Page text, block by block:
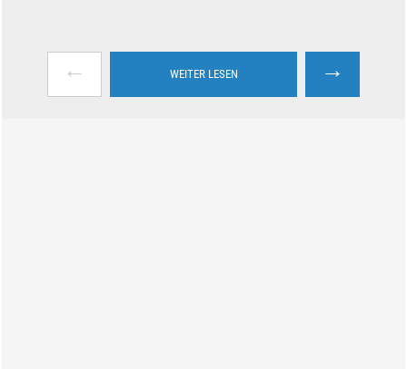
← WEITER LESEN →